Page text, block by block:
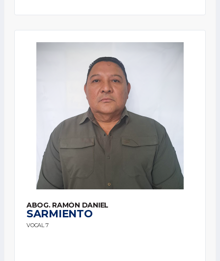
ABOG. RAMÓN DANIEL
SARMIENTO
VOCAL 7